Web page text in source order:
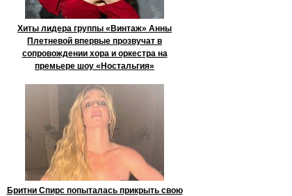
Хиты лидера группы «Винтаж» Анны
Плетневой впервые прозвучат в
сопровождении хора и оркестра на
премьере шоу «Ностальгия»
Бритни Спирс попыталась прикрыть свою